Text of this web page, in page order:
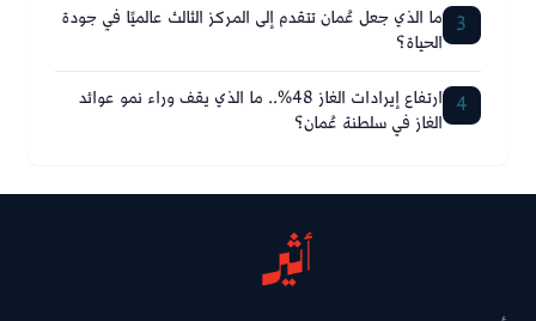
3 ما الذي جعل عُمان تتقدم إلى المركز الثالث عالميًا في جودة
الحياة؟
4 ارتفاع إيرادات الغاز 48%.. ما الذي يقف وراء نمو عوائد
الغاز في سلطنة عُمان؟